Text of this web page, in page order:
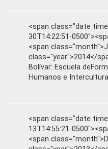
<span class="date
30T14:22:51-
<span
class="year">2014</
Bolívar: Escuela
Humanos e
<span class="date
13T14:55:21-
<span